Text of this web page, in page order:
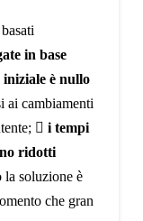
in base
iniziale è nullo
ai cambiamenti
 i tempi
ridotti
la soluzione è
che gran